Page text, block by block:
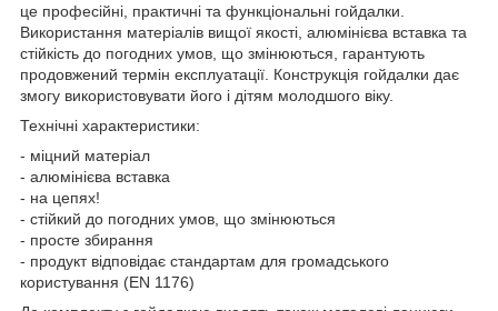
це професійні, практичні та функціональні гойдалки.
Використання матеріалів вищої якості, алюмінієва вставка та
стійкість до погодних умов, що змінюються, гарантують
продовжений термін експлуатації. Конструкція гойдалки дає
змогу використовувати його і дітям молодшого віку.
Технічні характеристики:
- міцний матеріал
- алюмінієва вставка
- на цепях!
- стійкий до погодних умов, що змінюються
- просте збирання
- продукт відповідає стандартам для громадського
користування (EN 1176)